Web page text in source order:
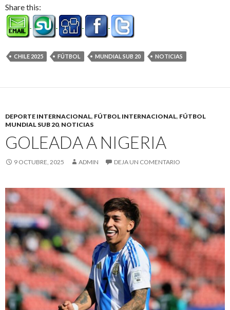
Share this:
CHILE 2025 FÚTBOL MUNDIAL SUB 20 NOTICIAS
DEPORTE INTERNACIONAL, FÚTBOL INTERNACIONAL, FÚTBOL
MUNDIAL SUB 20, NOTICIAS
GOLEADA A NIGERIA
9 OCTUBRE, 2025 ADMIN DEJA UN COMENTARIO